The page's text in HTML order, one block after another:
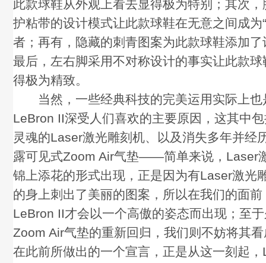
此款球鞋从外观上看去显得极为特别；其次
护粘带的设计模式让此款球鞋在无意之间成为
者；再有，隐藏的刺青图案为此款球鞋添加
最后，左右脚采用不对称设计的事实让此款
得极为精致。
当然，一些经典科技的完美运用实际上也
LeBron II深受人们喜欢的主要原因，这其中
灵魂的Laser激光雕刻机、以及消失多年并经
露可见式Zoom Air气垫——简单来说，Laser
锦上添花的形式出现，正是因为有Laser激光
的身上刺出了美丽的图案，所以在我们的面
LeBron II才会以一个高傲的姿态而出现；至
Zoom Air气垫的重新回归，我们则不妨将其
在此前所做出的一个宣言，正是从这一刻起